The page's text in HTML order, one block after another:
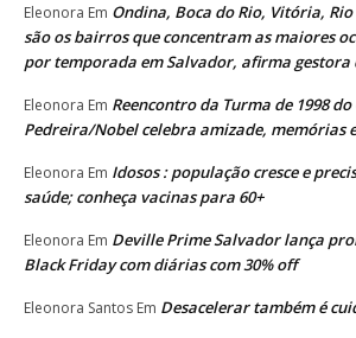
Eleonora Em Ondina, Boca do Rio, Vitória,
são os bairros que concentram as maiores
por temporada em Salvador, afirma gestora
Eleonora Em Reencontro da Turma de 1998
Pedreira/Nobel celebra amizade, memórias
Eleonora Em Idosos : população cresce e
saúde; conheça vacinas para 60+
Eleonora Em Deville Prime Salvador lança
Black Friday com diárias com 30% off
Eleonora Santos Em Desacelerar também é